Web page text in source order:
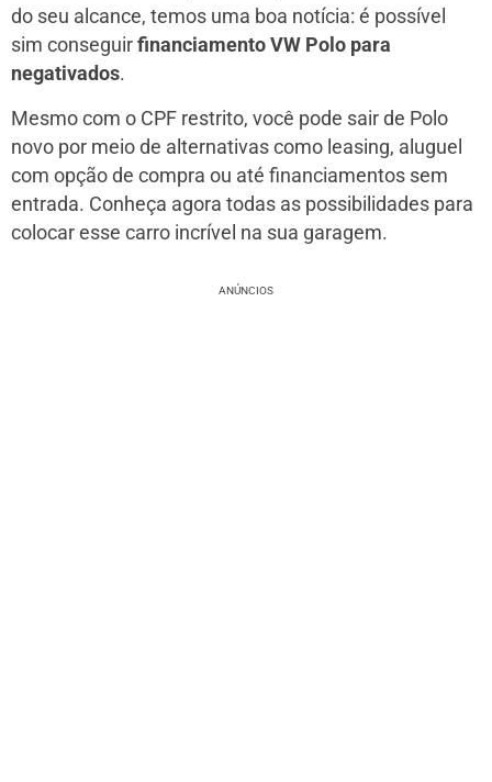
do seu alcance, temos uma boa notícia: é possível
sim conseguir financiamento VW Polo para
negativados.
Mesmo com o CPF restrito, você pode sair de Polo
novo por meio de alternativas como leasing, aluguel
com opção de compra ou até financiamentos sem
entrada. Conheça agora todas as possibilidades para
colocar esse carro incrível na sua garagem.
ANÚNCIOS